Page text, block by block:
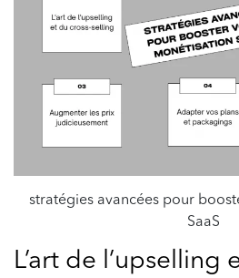
stratégies avancées pour
SaaS
L’art de l’upselling